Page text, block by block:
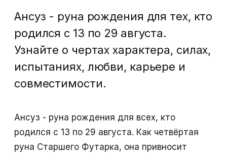
Ансуз - руна рождения для тех, кто
родился с 13 по 29 августа.
Узнайте о чертах характера, силах,
испытаниях, любви, карьере и
совместимости.
Ансуз - руна рождения для всех, кто
родился с 13 по 29 августа. Как четвёртая
руна Старшего Футарка, она привносит